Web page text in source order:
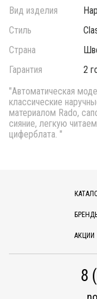
Вид изделия
Стиль
Страна
Гарантия
2
"Автоматическая
классические
материалом Rado,
сияние, легкую
циферблата. "
АКЦИИ
8